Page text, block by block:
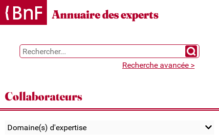
Gestion des cookies
Annuaire des experts
Chercher
Recherche avancée >
Collaborateurs
Domaine(s) d'expertise